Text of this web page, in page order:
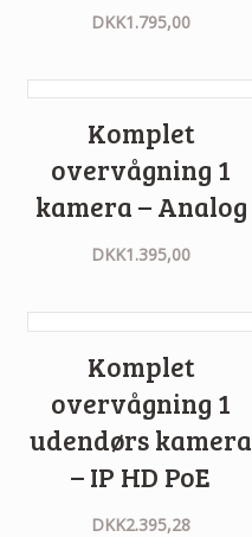
DKK1.795,00
Komplet
overvågning 1
kamera – Analog
DKK1.395,00
Komplet
overvågning 1
udendørs kamera
– IP HD PoE
DKK2.395,28